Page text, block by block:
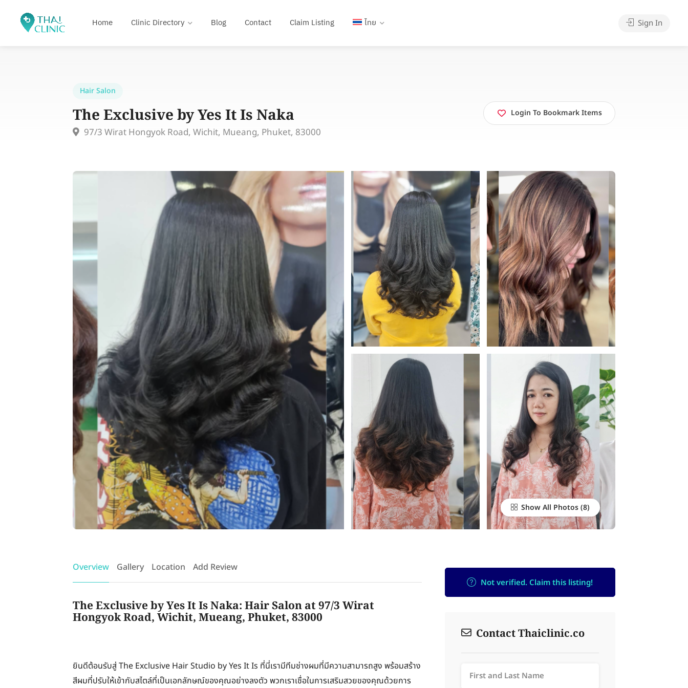
Home Clinic Directory Blog Contact Claim Listing ไทย Sign In
Hair Salon
The Exclusive by Yes It Is Naka
97/3 Wirat Hongyok Road, Wichit, Mueang, Phuket, 83000
Login To Bookmark Items
Show All Photos
Overview Gallery Location Add Review
The Exclusive by Yes It Is Naka: Hair Salon at 97/3 Wirat
Hongyok Road, Wichit, Mueang, Phuket, 83000
ยินดีต้อนรับสู่ The Exclusive Hair Studio by Yes It Is ที่นี่เรามีทีมช่างผมที่มีความสามารถสูง พร้อมสร้าง
สีผมที่ปรับให้เข้ากับสไตล์ที่เป็นเอกลักษณ์ของคุณอย่างลงตัว พวกเราเชื่อในการเสริมสวยของคุณด้วยการ
Not verified. Claim this listing!
Contact Thaiclinic.co